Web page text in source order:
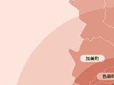
完成日 2025.07.16
仙台市太白区｜耐久